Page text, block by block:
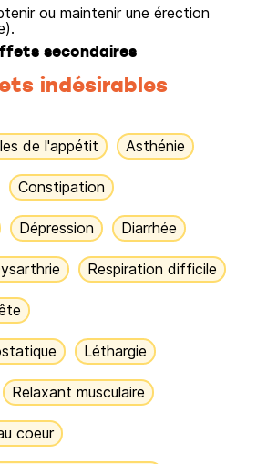
ou maintenir une érection
secondaires
indésirables
de l'appétit Asthénie
Constipation
Dépression Diarrhée
Respiration difficile
Léthargie
Relaxant musculaire
coeur